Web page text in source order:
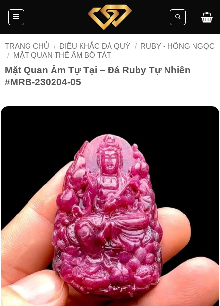
TRANG CHỦ / ĐIÊU KHẮC ĐÁ QUÝ / RUBY - HỒNG NGỌC
/ MẶT QUAN THẾ ÂM BỒ TÁT
Mặt Quan Âm Tự Tại – Đá Ruby Tự Nhiên
#MRB-230204-05